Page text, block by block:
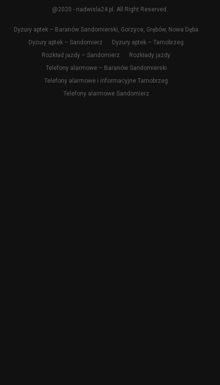
@2020 - nadwisla24.pl. All Right Reserved.
Dyżury aptek – Baranów Sandomierski, Gorzyce, Grębów, Nowa Dęba
Dyżury aptek – Sandomierz
Dyżury aptek – Tarnobrzeg
Rozkład jazdy – Sandomierz
Rozkłady jazdy
Telefony alarmowe – Baranów Sandomierski
Telefony alarmowe i informacyjne Tarnobrzeg
Telefony alarmowe Sandomierz